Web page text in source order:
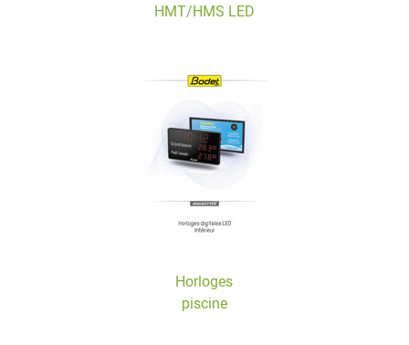
HMT/HMS LED
Horloges
piscine